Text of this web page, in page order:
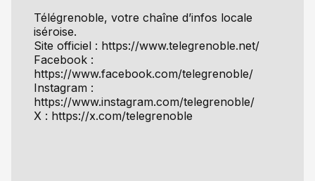
Télégrenoble, votre chaîne d’infos locale
iséroise.
Site officiel : https://www.telegrenoble.net/
Facebook :
https://www.facebook.com/telegrenoble/
Instagram :
https://www.instagram.com/telegrenoble/
X : https://x.com/telegrenoble